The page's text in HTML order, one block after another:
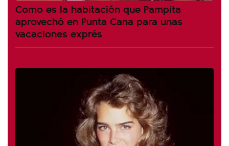
Como es la habitación que Pampita
aprovechó en Punta Cana para unas
vacaciones exprés